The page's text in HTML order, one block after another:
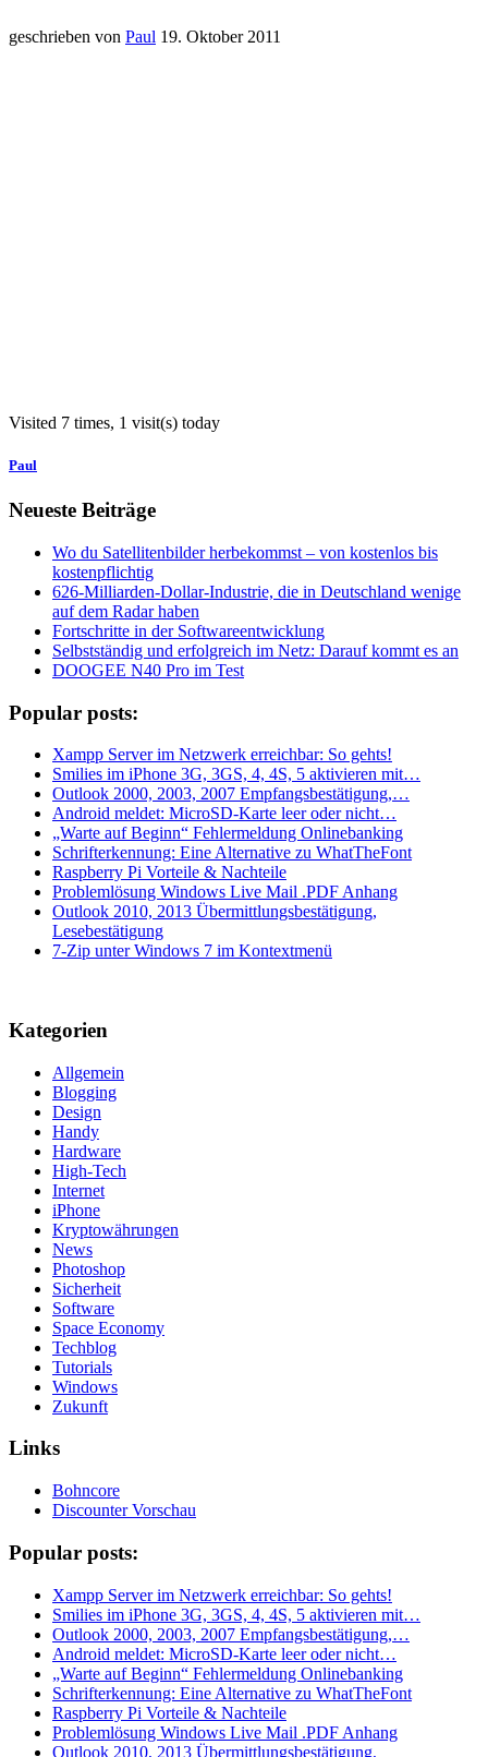
geschrieben von Paul 19. Oktober 2011
Visited 7 times, 1 visit(s) today
Paul
Neueste Beiträge
Wo du Satellitenbilder herbekommst – von kostenlos bis
kostenpflichtig
626-Milliarden-Dollar-Industrie, die in Deutschland wenige
auf dem Radar haben
Fortschritte in der Softwareentwicklung
Selbstständig und erfolgreich im Netz: Darauf kommt es an
DOOGEE N40 Pro im Test
Popular posts:
Xampp Server im Netzwerk erreichbar: So gehts!
Smilies im iPhone 3G, 3GS, 4, 4S, 5 aktivieren mit…
Outlook 2000, 2003, 2007 Empfangsbestätigung,…
Android meldet: MicroSD-Karte leer oder nicht…
„Warte auf Beginn“ Fehlermeldung Onlinebanking
Schrifterkennung: Eine Alternative zu WhatTheFont
Raspberry Pi Vorteile & Nachteile
Problemlösung Windows Live Mail .PDF Anhang
Outlook 2010, 2013 Übermittlungsbestätigung,
Lesebestätigung
7-Zip unter Windows 7 im Kontextmenü
Kategorien
Allgemein
Blogging
Design
Handy
Hardware
High-Tech
Internet
iPhone
Kryptowährungen
News
Photoshop
Sicherheit
Software
Space Economy
Techblog
Tutorials
Windows
Zukunft
Links
Bohncore
Discounter Vorschau
Popular posts:
Xampp Server im Netzwerk erreichbar: So gehts!
Smilies im iPhone 3G, 3GS, 4, 4S, 5 aktivieren mit…
Outlook 2000, 2003, 2007 Empfangsbestätigung,…
Android meldet: MicroSD-Karte leer oder nicht…
„Warte auf Beginn“ Fehlermeldung Onlinebanking
Schrifterkennung: Eine Alternative zu WhatTheFont
Raspberry Pi Vorteile & Nachteile
Problemlösung Windows Live Mail .PDF Anhang
Outlook 2010, 2013 Übermittlungsbestätigung,